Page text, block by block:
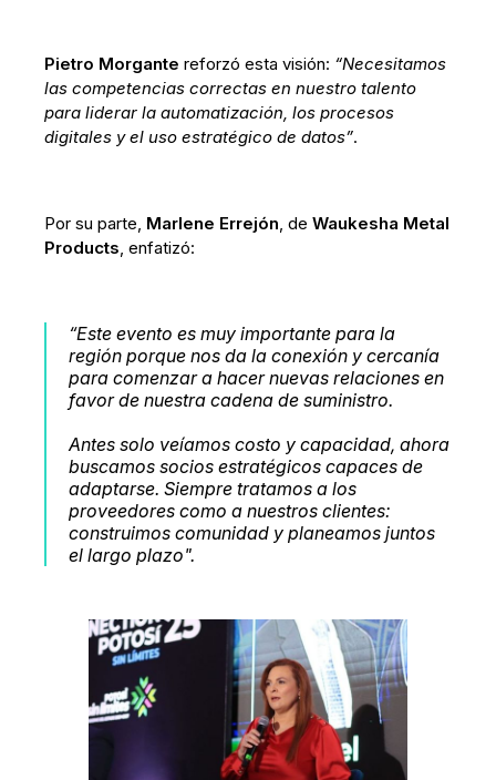
Pietro Morgante reforzó esta visión: “Necesitamos
las competencias correctas en nuestro talento
para liderar la automatización, los procesos
digitales y el uso estratégico de datos”.
Por su parte, Marlene Errejón, deWaukesha Metal
Products, enfatizó:
“Este evento es muy importante para la
región porque nos da la conexión y cercanía
para comenzar a hacer nuevas relaciones en
favor de nuestra cadena de suministro.
Antes solo veíamos costo y capacidad, ahora
buscamos socios estratégicos capaces de
adaptarse. Siempre tratamos a los
proveedores como a nuestros clientes:
construimos comunidad y planeamos juntos
el largo plazo".